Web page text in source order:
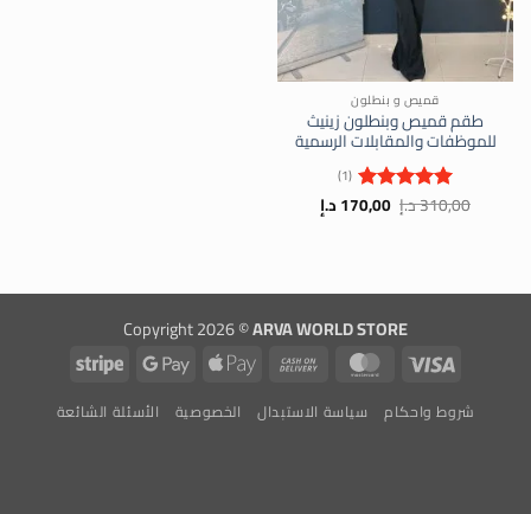
قميص و بنطلون
طقم قميص وبنطلون زينيث
للموظفات والمقابلات الرسمية
تم التقييم
من 5
(1)
310,00د.إ السعر
الأصلي
170,00د.إالحالي
Copyright 2026 ©ARVA WORLD STORE
MasterCard
Cash
Delivery
Apple
Google
Stripe
شروط واحكام سياسة الاستبدال الخصوصية الأسئلة الشائعة